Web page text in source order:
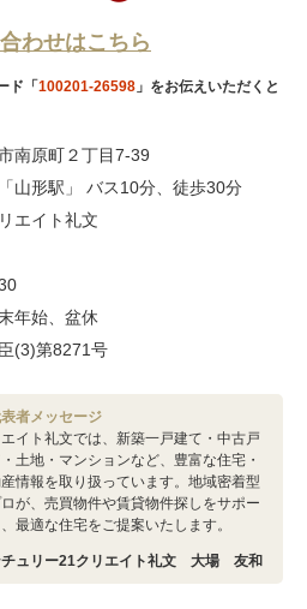
わせはこちら
ド「 100201-26598 」をお伝えいただくと
南原町２丁目7-39
山形駅」 バス10分、徒歩30分
エイト礼文
年始、盆休
(3)第8271号
者メッセージ
イト礼文では、新築一戸建て・中古戸
土地・マンションなど、豊富な住宅・
情報を取り扱っています。地域密着型
が、売買物件や賃貸物件探しをサポー
、最適な住宅をご提案いたします。
チュリー21クリエイト礼文 大場 友和